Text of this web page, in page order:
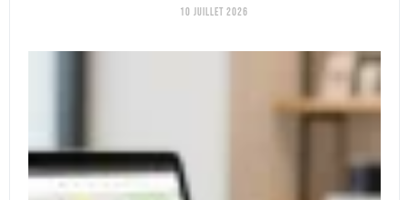
10 juillet 2026